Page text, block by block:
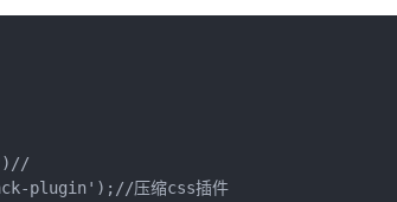
plugin');//压缩css插件